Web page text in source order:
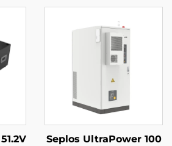
Seplos UltraPower 100